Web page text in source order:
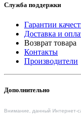
Служба поддержки
Гарантии
Доставка и
Возврат товара
Контакты
Производители
Дополнительно
Внимание, данный Интернет-